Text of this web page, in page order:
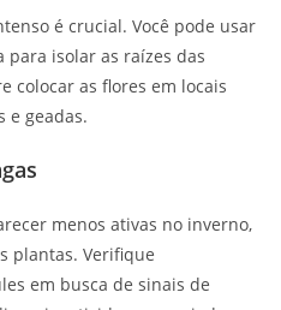
é crucial. Você pode usar
isolar as raízes das
colocar as flores em locais
e geadas.
menos ativas no inverno,
plantas. Verifique
em busca de sinais de